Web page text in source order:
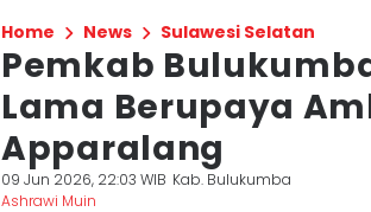
Home News Sulawesi Selatan
Pemkab
Lama Berupaya
Apparalang
09 Jun 2026, 22:03 WIB Kab. Bulukumba
Ashrawi Muin